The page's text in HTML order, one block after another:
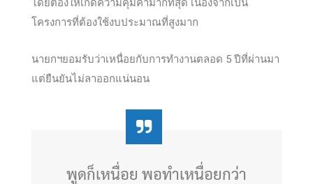
โดยต้องให้เกิดความคุ้มค่ามากที่สุด เนื่องจากเป็น
โครงการที่ต้องใช้งบประมาณที่สูงมาก
นายกฯยอมรับว่าเหนื่อยกับการทำงานตลอด 5 ปีที่ผ่านมา
แต่ยืนยันไม่ลาออกแน่นอน
พูดก็เหนื่อย พอทำเหนื่อยกว่า